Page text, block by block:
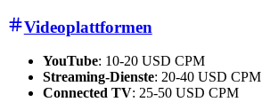
Videoplattformen
YouTube: 10-20 USD CPM
Streaming-Dienste: 20-40 USD CPM
Connected TV: 25-50 USD CPM